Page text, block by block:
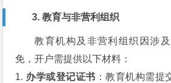
3. 教育与非营利组织
教育机构及非营利组织因涉
免，开户需提供以下材料：
1. 办学或登记证书 ：教育机构需提